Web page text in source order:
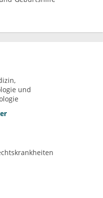
und